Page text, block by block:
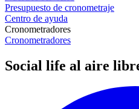
Presupuesto de cronometraje
Centro de ayuda
Cronometradores
Cronometradores
Social life al aire